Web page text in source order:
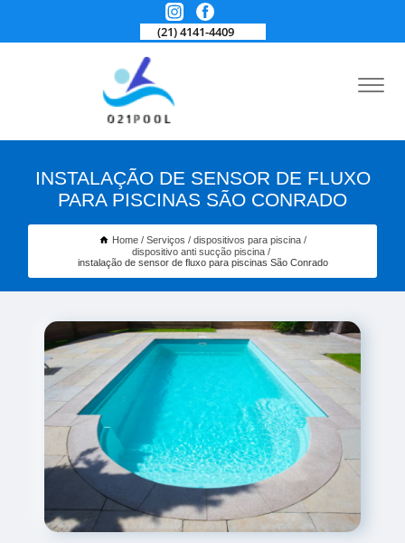
(21) 4141-4409
INSTALAÇÃO DE SENSOR DE FLUXO
PARA PISCINAS SÃO CONRADO
Home Serviços
dispositivos para piscina
dispositivo anti sucção piscina
instalação de sensor de fluxo para piscinas São Conrado